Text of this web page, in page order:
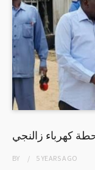
كهرباء زالنجي
BY 5 YEARSAGO